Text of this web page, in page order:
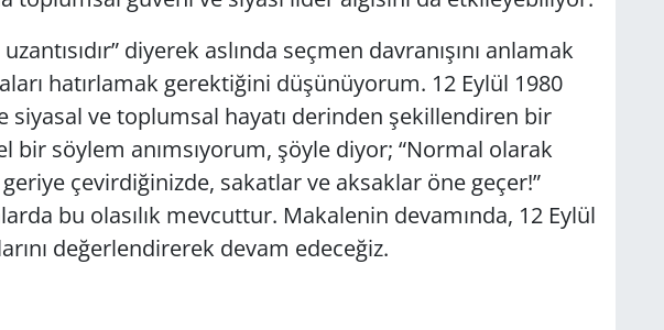
diyerek aslında seçmen davranışını anlamak
hatırlamak gerektiğini düşünüyorum. 12 Eylül 1980
siyasal ve toplumsal hayatı derinden şekillendiren bir
bir söylem anımsıyorum, şöyle diyor; “Normal olarak
çevirdiğinizde, sakatlar ve aksaklar öne geçer!”
bu olasılık mevcuttur. Makalenin devamında, 12 Eylül
değerlendirerek devam edeceğiz.